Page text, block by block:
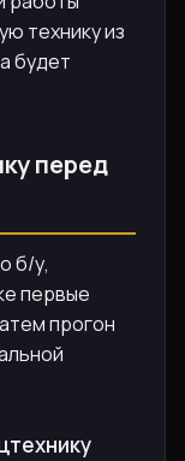
технику из
будет
перед
б/у,
первые
прогон